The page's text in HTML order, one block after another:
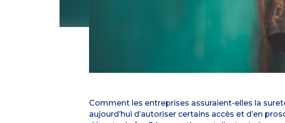
Comment les entreprises assuraient-elles la
aujourd’hui d’autoriser certains accès et d’en